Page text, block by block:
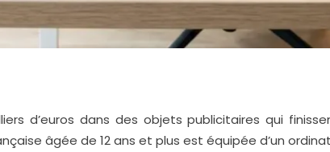
d’euros dans des objets publicitaires qui
âgée de 12 ans et plus est équipée d’un